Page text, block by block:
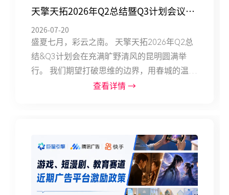
天擎天拓2026年Q2总结暨Q3计划会议在
昆明圆满举行
2026-07-20
盛夏七月，彩云之南。 天擎天拓2026年Q2总
结&Q3计划会在充满旷野清风的昆明圆满举
行。 我们期望打破思维的边界，用春城的温润
治愈疲惫，用彩云的变幻激发全新的AI创意灵
等。 AI已经不是摆着看的噱头，而是实实在在
用进日常工作里了。 集团总经理Cyril肯定了大
家在Q2取得的各项成绩。 Q3的核心动作很明
确：强化各业务部服务力与协同机制，推动管
查看详情 →